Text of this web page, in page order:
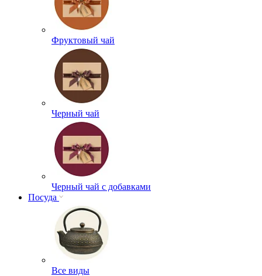
Фруктовый чай
Черный чай
Черный чай с добавками
Посуда
Все виды